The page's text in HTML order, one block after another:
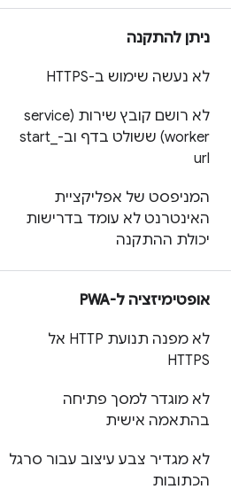
ניתן להתקנה
לא נעשה שימוש ב-HTTPS
לא רושם קובץ שירות (service
worker) ששולט בדף וב-start
url
המניפסט של אפליקציית
האינטרנט לא עומד בדרישות
יכולת ההתקנה
אופטימיזציה ל-PWA
לא מפנה תנועת HTTP אל
HTTPS
לא מוגדר למסך פתיחה
בהתאמה אישית
לא מגדיר צבע עיצוב עבור סרגל
הכתובות